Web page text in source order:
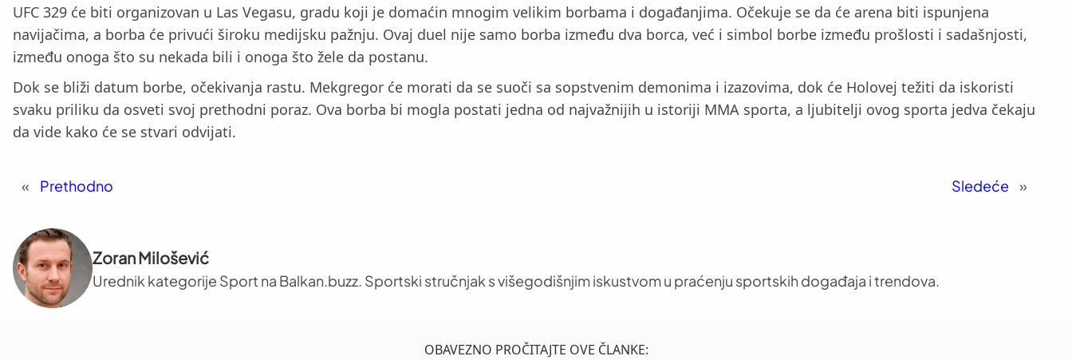
UFC 329 će biti organizovan u Las Vegasu, gradu koji je domaćin mnogim velikim borbama i događanjima. Očekuje se da će arena biti ispunjena
navijačima, a borba će privući široku medijsku pažnju. Ovaj duel nije samo borba između dva borca, već i simbol borbe između prošlosti i sadašnjosti,
između onoga što su nekada bili i onoga što žele da postanu.
Dok se bliži datum borbe, očekivanja rastu. Mekgregor će morati da se suoči sa sopstvenim demonima i izazovima, dok će Holovej težiti da iskoristi
svaku priliku da osveti svoj prethodni poraz. Ova borba bi mogla postati jedna od najvažnijih u istoriji MMA sporta, a ljubitelji ovog sporta jedva čekaju
da vide kako će se stvari odvijati.
« Prethodno Sledeće »
Zoran Milošević
Urednik kategorije Sport na Balkan.buzz. Sportski stručnjak s višegodišnjim iskustvom u praćenju sportskih događaja i trendova.
OBAVEZNO PROČITAJTE OVE ČLANKE: